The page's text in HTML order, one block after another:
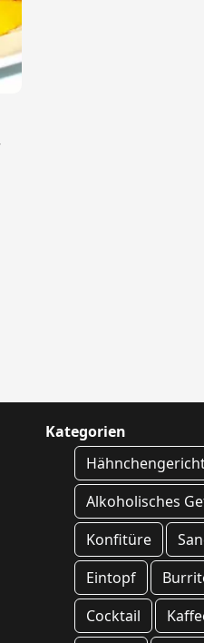
Kategorien
Alkoholisches
Konfitüre
Eintopf
Cocktail